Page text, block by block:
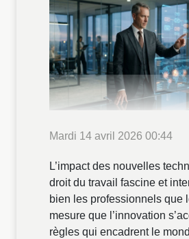
Mardi 14 avril 2026 00:44
L’impact des nouvelles
droit du travail fascine et
bien les professionnels que
mesure que l’innovation
règles qui encadrent le